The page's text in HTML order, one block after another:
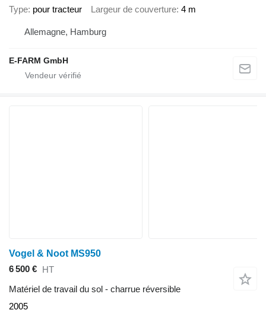
Type pour tracteur Largeur de couverture 4 m
Allemagne, Hamburg
E-FARM GmbH
Vogel & Noot MS950
6 500 € HT
Matériel de travail du sol - charrue réversible
2005